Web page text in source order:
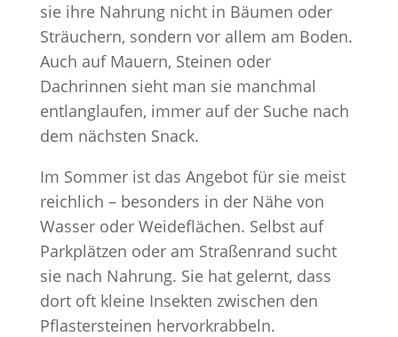
sie ihre Nahrung nicht in Bäumen oder
Sträuchern, sondern vor allem am Boden.
Auch auf Mauern, Steinen oder
Dachrinnen sieht man sie manchmal
entlanglaufen, immer auf der Suche nach
dem nächsten Snack.
Im Sommer ist das Angebot für sie meist
reichlich – besonders in der Nähe von
Wasser oder Weideflächen. Selbst auf
Parkplätzen oder am Straßenrand sucht
sie nach Nahrung. Sie hat gelernt, dass
dort oft kleine Insekten zwischen den
Pflastersteinen hervorkrabbeln.